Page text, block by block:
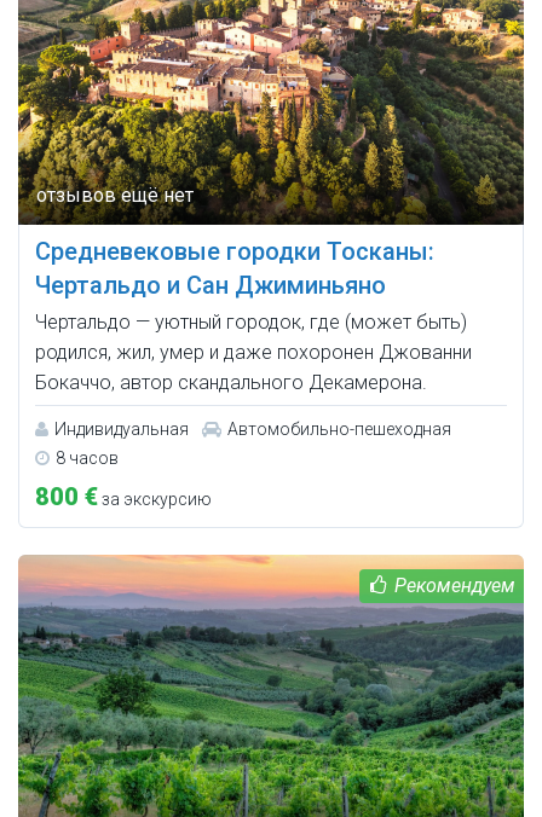
Средневековые городки Тосканы:
Чертальдо и Сан Джиминьяно
Чертальдо — уютный городок, где (может быть)
родился, жил, умер и даже похоронен Джованни
Бокаччо, автор скандального Декамерона.
Индивидуальная
Автомобильно-пешеходная
8 часов
800 €за экскурсию